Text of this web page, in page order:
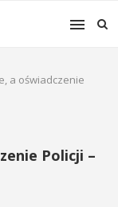
a oświadczenie
Policji –